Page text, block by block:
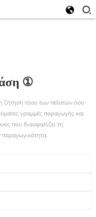
①
ζήτηση τόσο των πελατών όσο
γραμμές παραγωγής και
που διασφαλίζει τη
παραγωγικότητα.